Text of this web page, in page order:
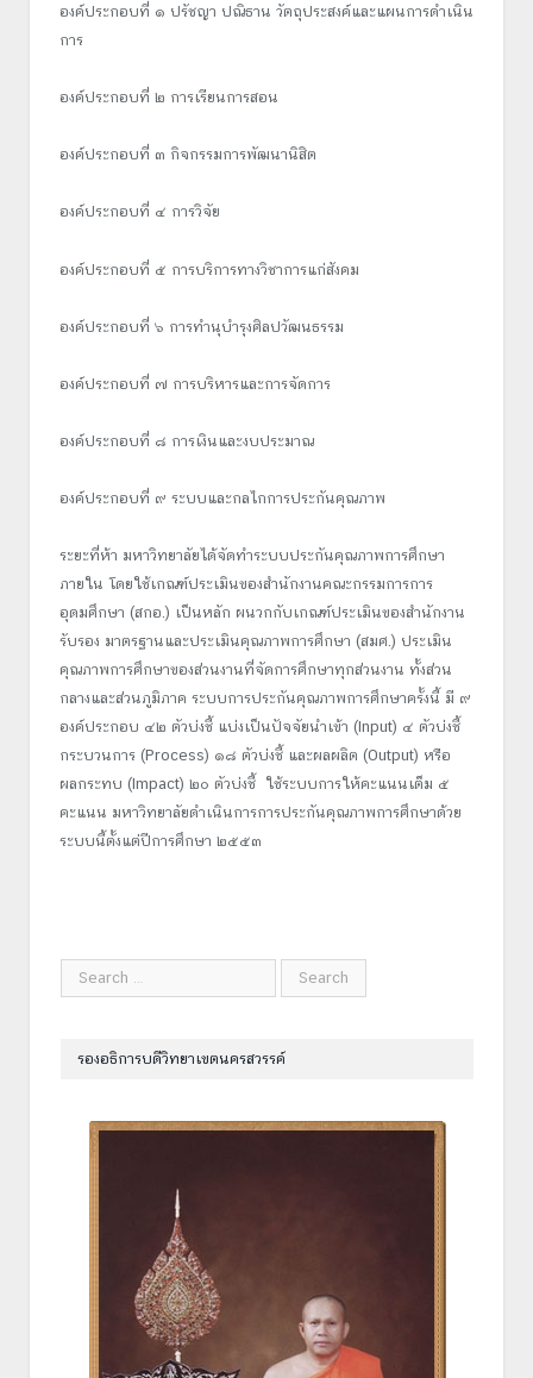
องค์ประกอบที่ ๑ ปรัชญา ปณิธาน วัตถุประสงค์และแผนการดำเนิน
การ
องค์ประกอบที่ ๒ การเรียนการสอน
องค์ประกอบที่ ๓ กิจกรรมการพัฒนานิสิต
องค์ประกอบที่ ๔ การวิจัย
องค์ประกอบที่ ๕ การบริการทางวิชาการแก่สังคม
องค์ประกอบที่ ๖ การทำนุบำรุงศิลปวัฒนธรรม
องค์ประกอบที่ ๗ การบริหารและการจัดการ
องค์ประกอบที่ ๘ การเงินและงบประมาณ
องค์ประกอบที่ ๙ ระบบและกลไกการประกันคุณภาพ
ระยะที่ห้า มหาวิทยาลัยได้จัดทำระบบประกันคุณภาพการศึกษา
ภายใน โดยใช้เกณฑ์ประเมินของสำนักงานคณะกรรมการการ
อุดมศึกษา (สกอ.) เป็นหลัก ผนวกกับเกณฑ์ประเมินของสำนักงาน
รับรอง มาตรฐานและประเมินคุณภาพการศึกษา (สมศ.) ประเมิน
คุณภาพการศึกษาของส่วนงานที่จัดการศึกษาทุกส่วนงาน ทั้งส่วน
กลางและส่วนภูมิภาค ระบบการประกันคุณภาพการศึกษาครั้งนี้ มี ๙
องค์ประกอบ ๔๒ ตัวบ่งชี้ แบ่งเป็นปัจจัยนำเข้า (Input) ๔ ตัวบ่งชี้
กระบวนการ (Process) ๑๘ ตัวบ่งชี้ และผลผลิต (Output) หรือ
ผลกระทบ (Impact) ๒๐ ตัวบ่งชี้ ใช้ระบบการให้คะแนนเต็ม ๕
คะแนน มหาวิทยาลัยดำเนินการการประกันคุณภาพการศึกษาด้วย
ระบบนี้ตั้งแต่ปีการศึกษา ๒๕๕๓
รองอธิการบดีวิทยาเขตนครสวรรค์